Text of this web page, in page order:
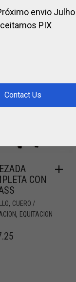
CON
, CUERO /
, EQUITACION
envio Julho
PIX